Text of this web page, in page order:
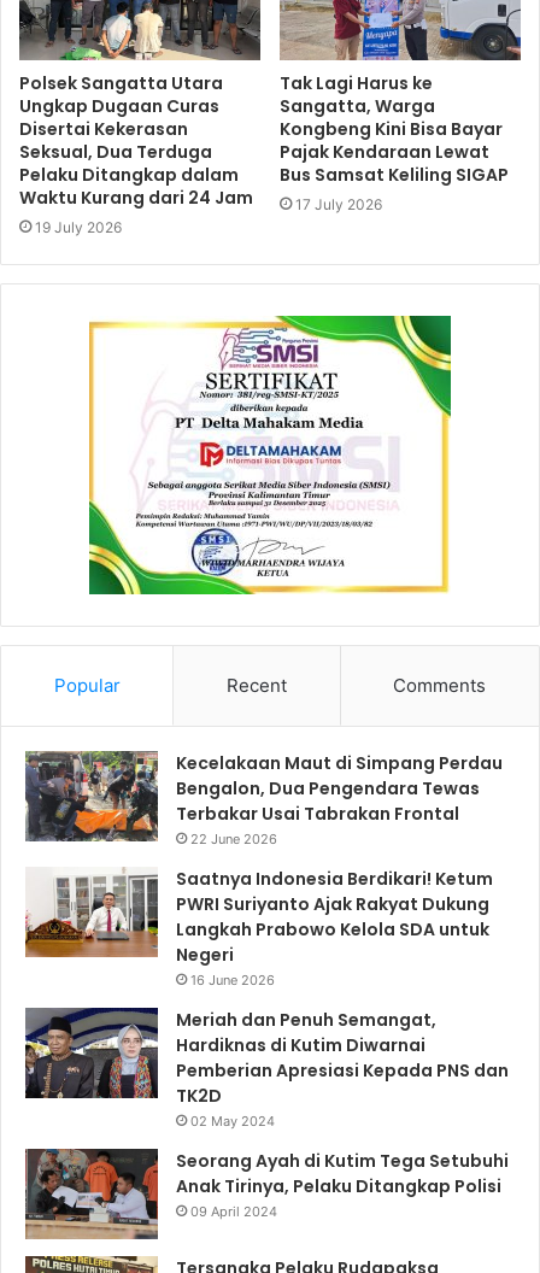
Polsek Sangatta Utara
Ungkap Dugaan Curas
Disertai Kekerasan
Seksual, Dua Terduga
Pelaku Ditangkap dalam
Waktu Kurang dari 24 Jam
19 July 2026
Tak Lagi Harus ke
Sangatta, Warga
Kongbeng Kini Bisa Bayar
Pajak Kendaraan Lewat
Bus Samsat Keliling SIGAP
17 July 2026
Popular Recent Comments
Kecelakaan Maut di Simpang Perdau
Bengalon, Dua Pengendara Tewas
Terbakar Usai Tabrakan Frontal
22 June 2026
Saatnya Indonesia Berdikari! Ketum
PWRI Suriyanto Ajak Rakyat Dukung
Langkah Prabowo Kelola SDA untuk
Negeri
16 June 2026
Meriah dan Penuh Semangat,
Hardiknas di Kutim Diwarnai
Pemberian Apresiasi Kepada PNS dan
TK2D
02 May 2024
Seorang Ayah di Kutim Tega Setubuhi
Anak Tirinya, Pelaku Ditangkap Polisi
09 April 2024
Tersangka Pelaku Rudapaksa